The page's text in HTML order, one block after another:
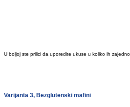
U boljoj ste prilici da uporedite ukuse u koliko ih
Varijanta 3, Bezglutenski mafini